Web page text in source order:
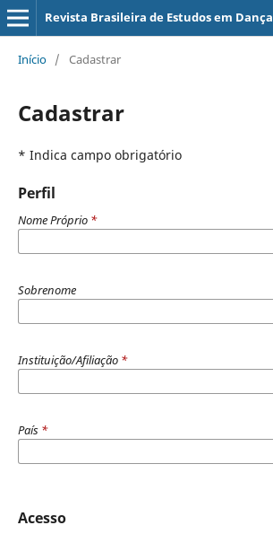
Revista Brasileira de Estudos em Dança
Início / Cadastrar
Cadastrar
* Indica campo obrigatório
Perfil
Nome Próprio *
Sobrenome
Instituição/Afiliação *
País *
Acesso